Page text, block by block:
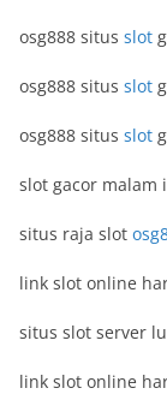
osg888 situs slot
osg888 situs slot
osg888 situs slot
slot gacor malam
situs raja slot
link slot online
situs slot server
link slot online